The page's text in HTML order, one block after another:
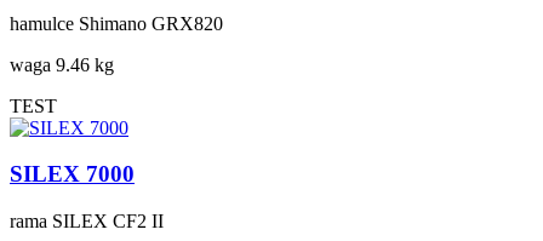
hamulce Shimano GRX820
waga 9.46 kg
TEST
SILEX 7000
rama SILEX CF2 II